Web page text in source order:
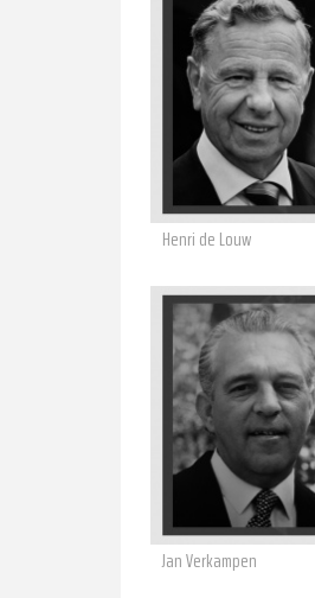
Henri de Louw
Jan Verkampen